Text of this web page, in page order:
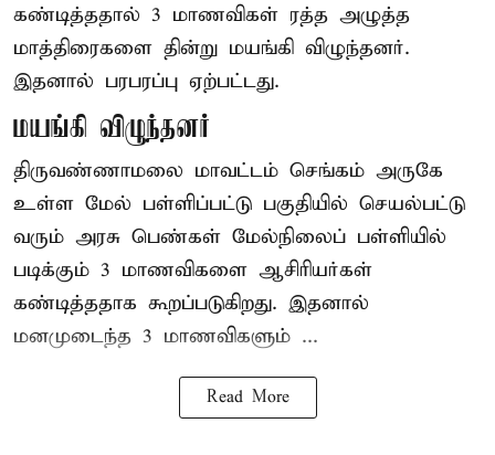
கண்டித்ததால் 3 மாணவிகள் ரத்த அழுத்த
மாத்திரைகளை தின்று மயங்கி விழுந்தனர்.
இதனால் பரபரப்பு ஏற்பட்டது.
மயங்கி விழுந்தனர்
திருவண்ணாமலை மாவட்டம் செங்கம் அருகே
உள்ள மேல் பள்ளிப்பட்டு பகுதியில் செயல்பட்டு
வரும் அரசு பெண்கள் மேல்நிலைப் பள்ளியில்
படிக்கும் 3 மாணவிகளை ஆசிரியர்கள்
கண்டித்ததாக கூறப்படுகிறது. இதனால்
மனமுடைந்த 3 மாணவிகளும் ...
Read More